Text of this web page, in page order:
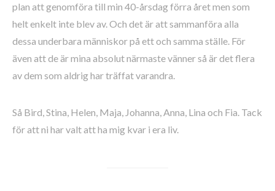
plan att genomföra till min 40-årsdag förra året men som
helt enkelt inte blev av. Och det är att sammanföra alla
dessa underbara människor på ett och samma ställe. För
även att de är mina absolut närmaste vänner så är det flera
av dem som aldrig har träffat varandra.
Så Bird, Stina, Helen, Maja, Johanna, Anna, Lina och Fia. Tack
för att ni har valt att ha mig kvar i era liv.